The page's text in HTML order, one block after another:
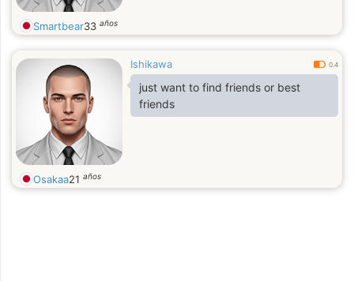
Smartbear33 años
Ishikawa 0.4
just want to find friends or best
friends
Osakaa21 años